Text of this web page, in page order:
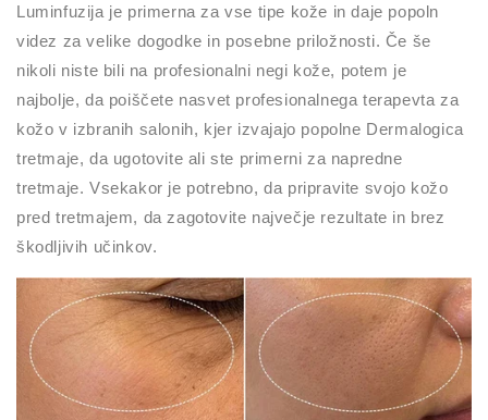
Luminfuzija je primerna za vse tipe kože in daje popoln
videz za velike dogodke in posebne priložnosti. Če še
nikoli niste bili na profesionalni negi kože, potem je
najbolje, da poiščete nasvet profesionalnega terapevta za
kožo v izbranih salonih, kjer izvajajo popolne Dermalogica
tretmaje, da ugotovite ali ste primerni za napredne
tretmaje. Vsekakor je potrebno, da pripravite svojo kožo
pred tretmajem, da zagotovite največje rezultate in brez
škodljivih učinkov.